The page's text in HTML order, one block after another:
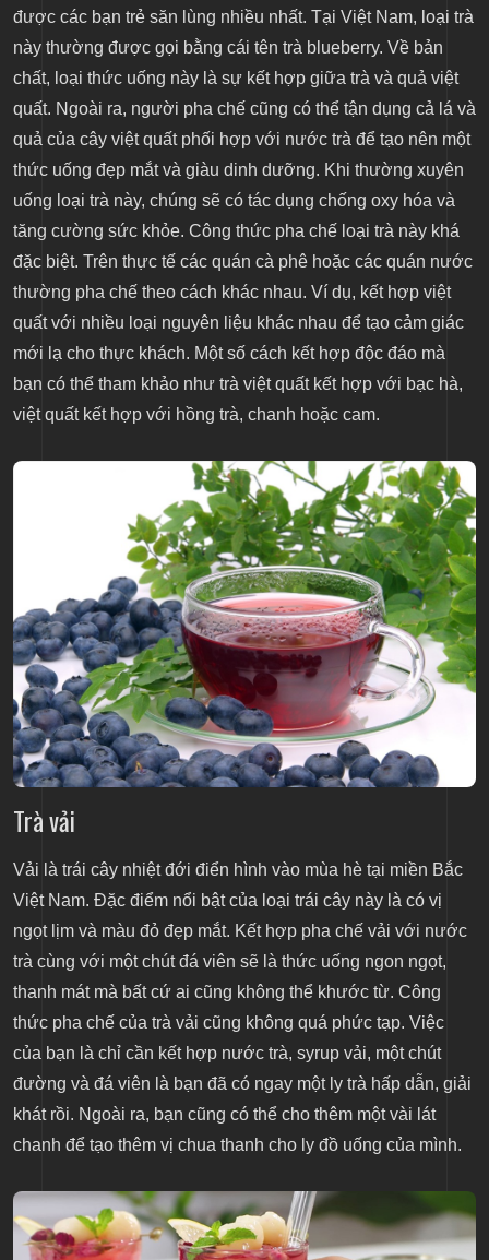
được các bạn trẻ săn lùng nhiều nhất. Tại Việt Nam, loại trà
này thường được gọi bằng cái tên trà blueberry. Về bản
chất, loại thức uống này là sự kết hợp giữa trà và quả việt
quất. Ngoài ra, người pha chế cũng có thể tận dụng cả lá và
quả của cây việt quất phối hợp với nước trà để tạo nên một
thức uống đẹp mắt và giàu dinh dưỡng. Khi thường xuyên
uống loại trà này, chúng sẽ có tác dụng chống oxy hóa và
tăng cường sức khỏe. Công thức pha chế loại trà này khá
đặc biệt. Trên thực tế các quán cà phê hoặc các quán nước
thường pha chế theo cách khác nhau. Ví dụ, kết hợp việt
quất với nhiều loại nguyên liệu khác nhau để tạo cảm giác
mới lạ cho thực khách. Một số cách kết hợp độc đáo mà
bạn có thể tham khảo như trà việt quất kết hợp với bạc hà,
việt quất kết hợp với hồng trà, chanh hoặc cam.
Trà vải
Vải là trái cây nhiệt đới điển hình vào mùa hè tại miền Bắc
Việt Nam. Đặc điểm nổi bật của loại trái cây này là có vị
ngọt lịm và màu đỏ đẹp mắt. Kết hợp pha chế vải với nước
trà cùng với một chút đá viên sẽ là thức uống ngon ngọt,
thanh mát mà bất cứ ai cũng không thể khước từ. Công
thức pha chế của trà vải cũng không quá phức tạp. Việc
của bạn là chỉ cần kết hợp nước trà, syrup vải, một chút
đường và đá viên là bạn đã có ngay một ly trà hấp dẫn, giải
khát rồi. Ngoài ra, bạn cũng có thể cho thêm một vài lát
chanh để tạo thêm vị chua thanh cho ly đồ uống của mình.